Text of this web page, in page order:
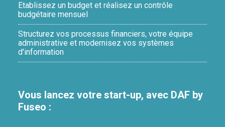
Etablissez un budget et réalisez un contrôle
budgétaire mensuel
Structurez vos processus financiers, votre équipe
administrative et modernisez vos systèmes
d'information
Vous lancez votre start-up, avec DAF by
Fuseo :